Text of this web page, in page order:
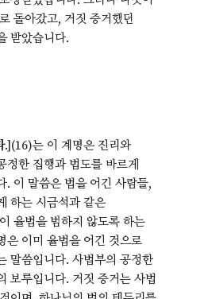
돌아갔고, 거짓 증거했던
받았습니다.
.](16)는 이 계명은 진리와
정한 집행과 법도를 바르게
. 이 말씀은 법을 어긴 사람들,
하는 시금석과 같은
율법을 범하지 않도록 하는
은 이미 율법을 어긴 것으로
말씀입니다. 사법부의 공정한
보루입니다. 거짓 증거는 사법